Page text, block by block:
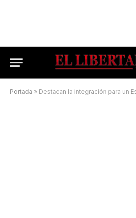
Portada » Destacan la integración para un